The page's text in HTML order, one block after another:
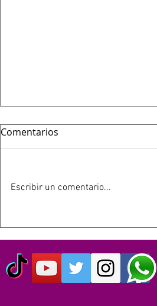
CUMPLEN 40 AÑOS DEL LIVE
AID: EL EVENTO QUE
ORIGINO EL DÍA MUNDIAL
DEL ROCK
Comentarios
Escribir un comentario...